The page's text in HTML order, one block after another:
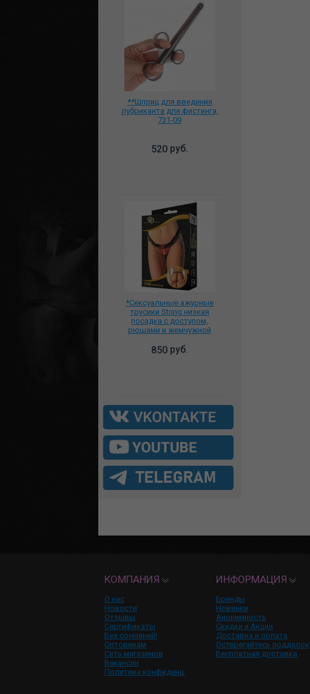
**Шприц для введения
лубриканта для фистинга,
731-09
520 руб.
*Сексуальные ажурные
трусики String низкая
посадка с доступом,
рюшами и жемчужной
850 руб.
КОМПАНИЯ
О нас
Новости
Отзывы
Сертификаты
Без сомнений!
Оптовикам
Сеть магазинов
Вакансии
Политика конфиденц.
ИНФОРМАЦИЯ
Бренды
Новинки
Анонимность
Скидки и Акции
Доставка и оплата
Остерегайтесь подделок
Бесплатная доставка